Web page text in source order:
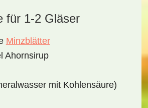
für 1-2 Gläser
Minzblätter
Ahornsirup
mit Kohlensäure)